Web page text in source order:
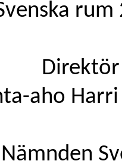
rum
aho Harri
Nämnden